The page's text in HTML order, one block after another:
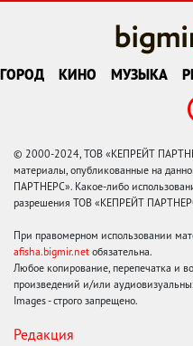
ГОРОД КИНО МУЗЫКА
© 2000-2024, ТОВ «КЕПРЕЙТ
материалы, опубликованные на
ПАРТНЕРС». Какое-либо
разрешения ТОВ «КЕПРЕЙТ
При правомерном использовании
afisha.bigmir.net обязательна.
Любое копирование, перепечатка и
произведений и/или
Images - строго запрещено.
Редакция